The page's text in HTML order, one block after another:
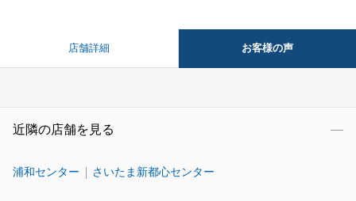
店舗詳細 お客様の声
近隣の店舗を見る
浦和センター さいたま新都心センター